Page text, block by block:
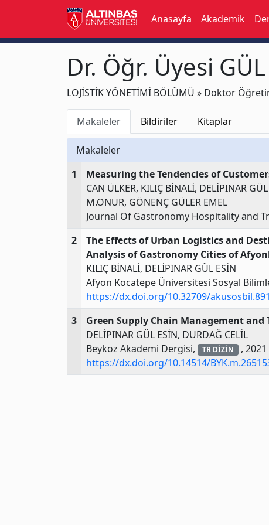
Anasayfa Akademik
Dr. Öğr. Üyesi
LOJİSTİK YÖNETİMİ BÖLÜMÜ » Doktor
Makaleler Bildiriler Kitaplar
Makaleler
1
Measuring the Tendencies of
CAN ÜLKER, KILIÇ BİNALİ, DELİPINAR
M.ONUR, GÖNENÇ GÜLER EMEL
Journal Of Gastronomy Hospitality and
2
The Effects of Urban Logistics and
Analysis of Gastronomy Cities of
KILIÇ BİNALİ, DELİPINAR GÜL ESİN
Afyon Kocatepe Üniversitesi Sosyal
https://dx.doi.org/10.32709/
3
Green Supply Chain Management
DELİPINAR GÜL ESİN, DURDAĞ CELİL
Beykoz Akademi Dergisi,
TR DİZİN , 2021
https://dx.doi.org/10.14514/